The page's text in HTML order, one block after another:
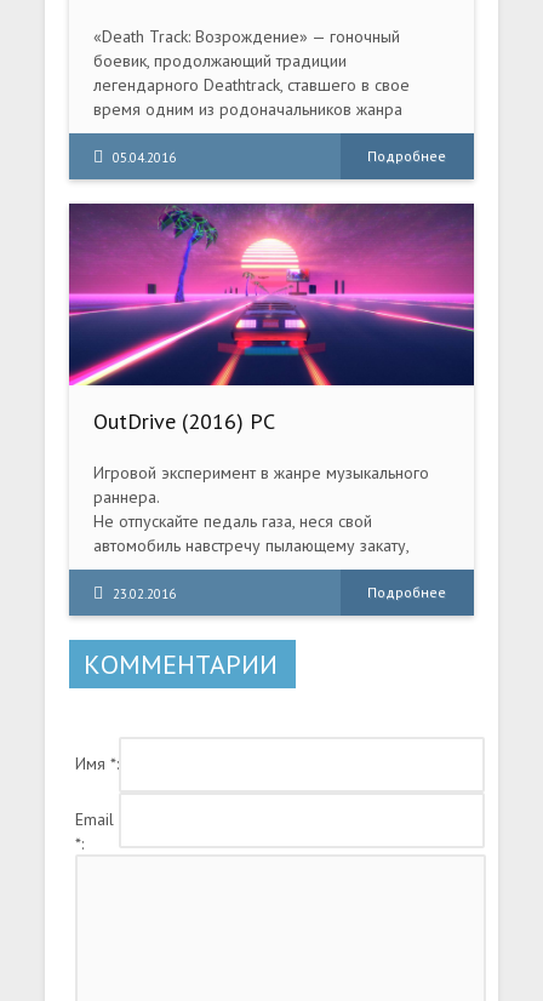
«Death Track: Возрождение» — гоночный
боевик, продолжающий традиции
легендарного Deathtrack, ставшего в свое
время одним из родоначальников жанра
сombat racing.
05.04.2016 Подробнее
OutDrive (2016) PC
Игровой эксперимент в жанре музыкального
раннера.
Не отпускайте педаль газа, неся свой
автомобиль навстречу пылающему закату,
иначе ваша девушка умрет! Ведь ее раненое
сердце заменил двигатель, и только от вас
зависит количество последних минут ее жизни.
Только от вас зависит, сколько еще неоновых
пейзажей она увидит - ведь дорога к солнцу
бесконечна в вашем последнем кровавом
23.02.2016 Подробнее
КОММЕНТАРИИ
Имя *:
Email
*: